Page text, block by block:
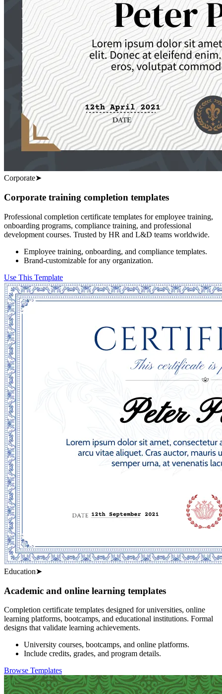
Corporate➤
Corporate training completion templates
Professional completion certificate templates for employee training,
onboarding programs, compliance training, and professional
development courses. Trusted by HR and L&D teams worldwide.
Employee training, onboarding, and compliance templates.
Brand-customizable for any organization.
Use This Template
Education➤
Academic and online learning templates
Completion certificate templates designed for universities, online
learning platforms, bootcamps, and educational institutions. Formal
designs that validate learning achievements.
University courses, bootcamps, and online platforms.
Include credits, grades, and program details.
Browse Templates